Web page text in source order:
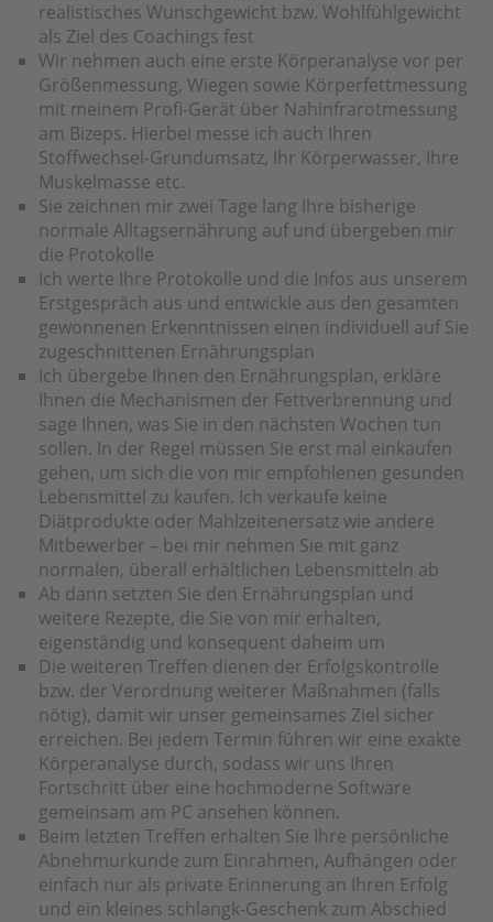
realistisches Wunschgewicht bzw. Wohlfühlgewicht
als Ziel des Coachings fest
Wir nehmen auch eine erste Körperanalyse vor per
Größenmessung, Wiegen sowie Körperfettmessung
mit meinem Profi-Gerät über Nahinfrarotmessung
am Bizeps. Hierbei messe ich auch Ihren
Stoffwechsel-Grundumsatz, Ihr Körperwasser, Ihre
Muskelmasse etc.
Sie zeichnen mir zwei Tage lang Ihre bisherige
normale Alltagsernährung auf und übergeben mir
die Protokolle
Ich werte Ihre Protokolle und die Infos aus unserem
Erstgespräch aus und entwickle aus den gesamten
gewonnenen Erkenntnissen einen individuell auf Sie
zugeschnittenen Ernährungsplan
Ich übergebe Ihnen den Ernährungsplan, erkläre
Ihnen die Mechanismen der Fettverbrennung und
sage Ihnen, was Sie in den nächsten Wochen tun
sollen. In der Regel müssen Sie erst mal einkaufen
gehen, um sich die von mir empfohlenen gesunden
Lebensmittel zu kaufen. Ich verkaufe keine
Diätprodukte oder Mahlzeitenersatz wie andere
Mitbewerber – bei mir nehmen Sie mit ganz
normalen, überall erhältlichen Lebensmitteln ab
Ab dann setzten Sie den Ernährungsplan und
weitere Rezepte, die Sie von mir erhalten,
eigenständig und konsequent daheim um
Die weiteren Treffen dienen der Erfolgskontrolle
bzw. der Verordnung weiterer Maßnahmen (falls
nötig), damit wir unser gemeinsames Ziel sicher
erreichen. Bei jedem Termin führen wir eine exakte
Körperanalyse durch, sodass wir uns Ihren
Fortschritt über eine hochmoderne Software
gemeinsam am PC ansehen können.
Beim letzten Treffen erhalten Sie Ihre persönliche
Abnehmurkunde zum Einrahmen, Aufhängen oder
einfach nur als private Erinnerung an Ihren Erfolg
und ein kleines schlangk-Geschenk zum Abschied